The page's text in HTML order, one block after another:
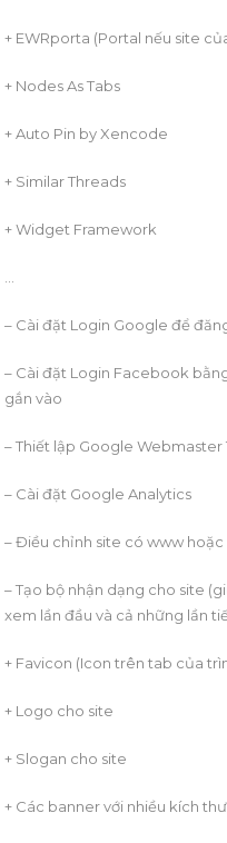
+ EWRporta (Portal nếu site
+ Nodes As Tabs
+ Auto Pin by Xencode
+ Similar Threads
+ Widget Framework
– Cài đặt Login Google để
– Cài đặt Login Facebook
gắn vào
– Thiết lập Google Webmaster
– Cài đặt Google Analytics
– Điều chỉnh site có www
– Tạo bộ nhận dạng cho site
xem lần đầu và cả những lần
+ Favicon (Icon trên tab của
+ Logo cho site
+ Slogan cho site
+ Các banner với nhiều kích